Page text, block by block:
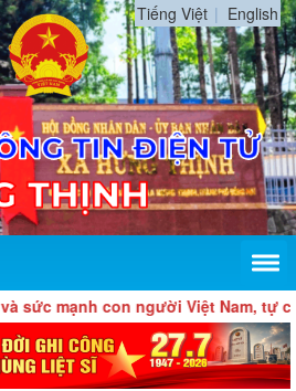
Tiếng Việt English
con người Việt Nam, tự chủ,